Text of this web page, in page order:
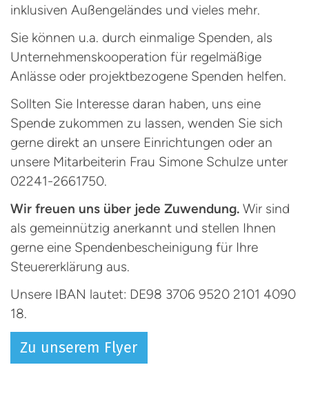
inklusiven Außengeländes und vieles mehr.
Sie können u.a. durch einmalige Spenden, als
Unternehmenskooperation für regelmäßige
Anlässe oder projektbezogene Spenden helfen.
Sollten Sie Interesse daran haben, uns eine
Spende zukommen zu lassen, wenden Sie sich
gerne direkt an unsere Einrichtungen oder an
unsere Mitarbeiterin Frau Simone Schulze unter
02241-2661750.
Wir freuen uns über jede Zuwendung. Wir sind
als gemeinnützig anerkannt und stellen Ihnen
gerne eine Spendenbescheinigung für Ihre
Steuererklärung aus.
Unsere IBAN lautet: DE98 3706 9520 2101 4090
18.
Zu unserem Flyer